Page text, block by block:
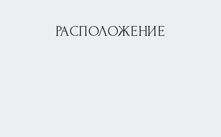
РАСПОЛОЖЕНИЕ